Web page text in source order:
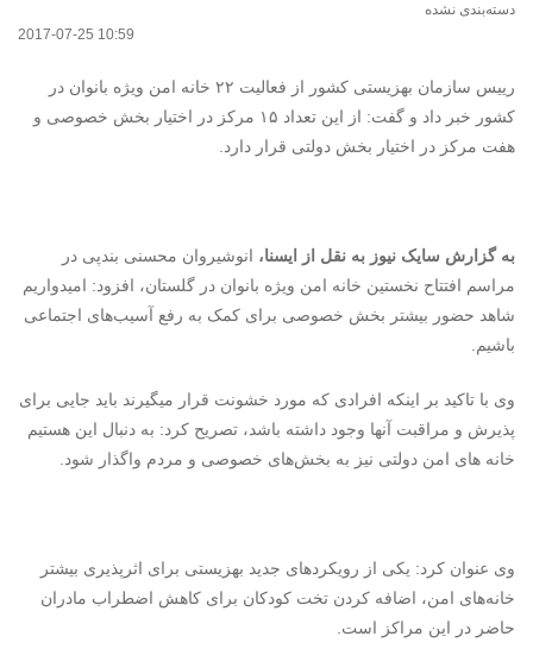
دسته‌بندی نشده
2017-07-25 10:59
رییس سازمان بهزیستی کشور از فعالیت ۲۲ خانه امن ویژه بانوان در
کشور خبر داد و گفت: از این تعداد ۱۵ مرکز در اختیار بخش خصوصی و
هفت مرکز در اختیار بخش دولتی قرار دارد.
به گزارش سایک نیوز به نقل از ایسنا، انوشیروان محسنی بندپی در
مراسم افتتاح نخستین خانه امن ویژه بانوان در گلستان، افزود: امیدواریم
شاهد حضور بیشتر بخش خصوصی برای کمک به رفع آسیب‌های اجتماعی
باشیم.
وی با تاکید بر اینکه افرادی که مورد خشونت قرار می‎گیرند باید جایی برای
پذیرش و مراقبت آنها وجود داشته باشد، تصریح کرد: به دنبال این هستیم
خانه‎ های امن دولتی نیز به بخش‎‌های خصوصی و مردم واگذار شود.
وی عنوان کرد: یکی از رویکردهای جدید بهزیستی برای اثرپذیری بیشتر
خانه‌های امن، اضافه کردن تخت کودکان برای کاهش اضطراب مادران
حاضر در این مراکز است.